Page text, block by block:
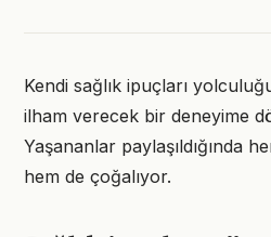
Kendi sağlık ipuçları
ilham verecek bir deneyime
Yaşananlar paylaşıldığında
hem de çoğalıyor.